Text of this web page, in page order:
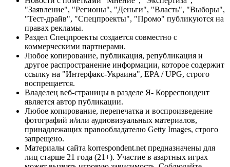
"Заявление", "Регионы", "Деньги", "Власть", "Выборы",
"Тест-драйв", "Спецпроекты", "Промо" публикуются на
правах рекламы.
Раздел Спецпроекты создается совместно с
коммерческими партнерами.
Любое копирование, публикация, републикация и
другое распространение информации, которое содержит
ссылку на "Интерфакс-Украина", EPA / UPG, строго
воспрещается.
Владелец веб-страницы в разделе Я- Корреспондент
является автор публикации.
Любое копирование, перепечатка и воспроизведение
фотографий и/или аудиовизуальных материалов,
принадлежащих правообладателю Getty Images, строго
запрещено.
Материалы сайта korrespondent.net предназначены для
лиц старше 21 года (21+). Участие в азартных играх